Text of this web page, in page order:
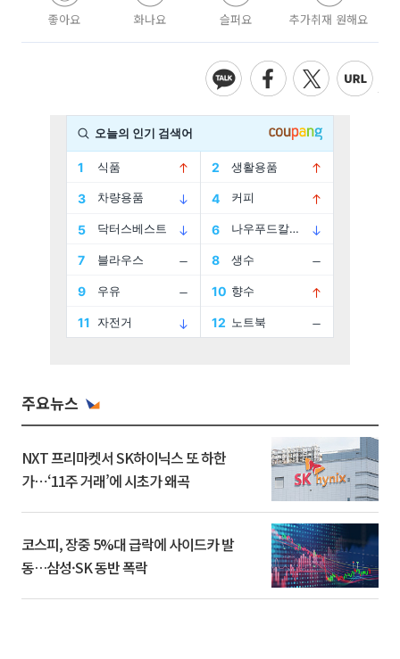
좋아요 화나요 슬퍼요 추가취재 원해요
주요뉴스
NXT 프리마켓서 SK하이닉스 또 하한
가⋯‘11주 거래’에 시초가 왜곡
코스피, 장중 5%대 급락에 사이드카 발
동…삼성·SK 동반 폭락